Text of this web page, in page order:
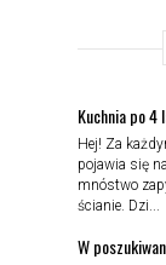
Kuchnia po 4
Hej! Za
pojawia się
mnóstwo
ścianie. Dzi...
W